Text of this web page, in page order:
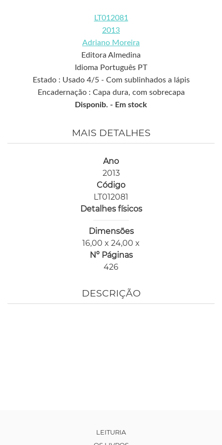
LT012081
2013
Adriano Moreira
Editora Almedina
Idioma Português PT
Estado : Usado 4/5 - Com sublinhados a lápis
Encadernação : Capa dura, com sobrecapa
Disponib. - Em stock
MAIS DETALHES
Ano
2013
Código
LT012081
Detalhes físicos
Dimensões
16,00 x 24,00 x
Nº Páginas
426
DESCRIÇÃO
LEITURIA